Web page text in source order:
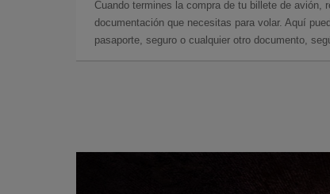
Cuando termines la compra de tu billete de avión,
documentación que necesitas para volar. Aquí
pasaporte, seguro o cualquier otro documento,